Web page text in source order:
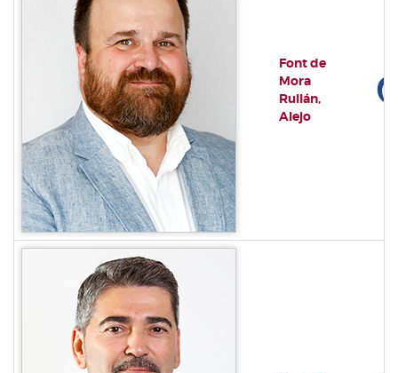
Font de
Mora
Rullán,
Alejo